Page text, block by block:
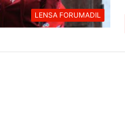
LENSA FORUMADIL